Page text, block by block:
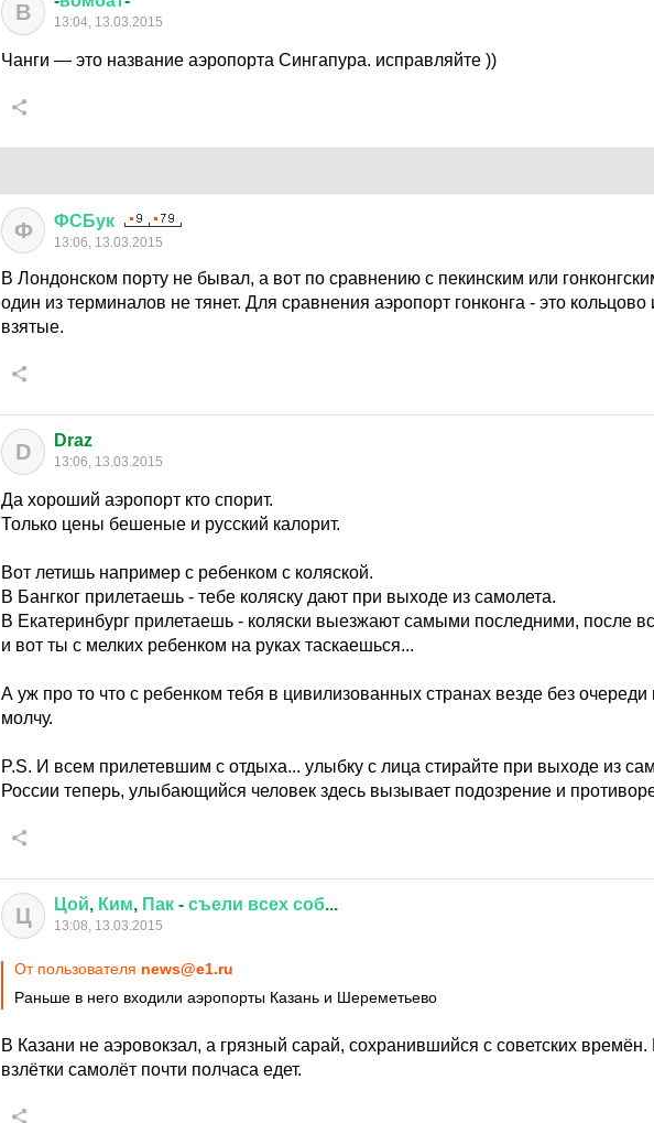
В 13:04, 13.03.2015
Чанги — это название аэропорта Сингапура. исправляйте ))
Ф ФСБук
13:06, 13.03.2015
В Лондонском порту не бывал, а вот по сравнению с пекинским или
один из терминалов не тянет. Для сравнения аэропорт гонконга - это кольцово
взятые.
D Draz
13:06, 13.03.2015
Да хороший аэропорт кто спорит.
Только цены бешеные и русский калорит.
Вот летишь например с ребенком с коляской.
В Бангког прилетаешь - тебе коляску дают при выходе из самолета.
В Екатеринбург прилетаешь - коляски выезжают самыми последними, после
и вот ты с мелких ребенком на руках таскаешься...
А уж про то что с ребенком тебя в цивилизованных странах везде без очереди
молчу.
P.S. И всем прилетевшим с отдыха... улыбку с лица стирайте при выходе из
России теперь, улыбающийся человек здесь вызывает подозрение и
Ц Цой, Ким, Пак - съели всех соб...
13:08, 13.03.2015
От пользователя news@e1.ru
Раньше в него входили аэропорты Казань и Шереметьево
В Казани не аэровокзал, а грязный сарай, сохранившийся с советских
взлётки самолёт почти полчаса едет.